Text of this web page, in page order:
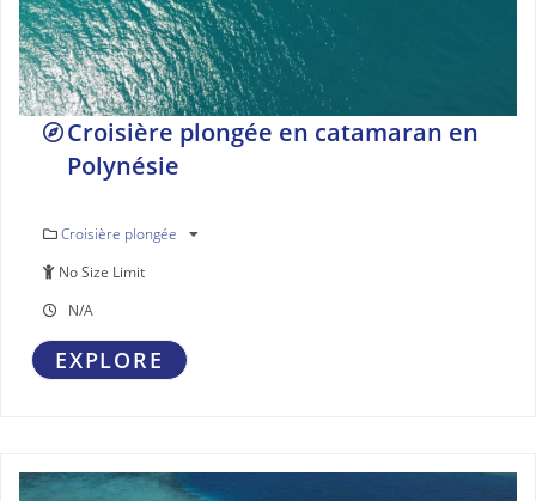
Croisière plongée en catamaran en
Polynésie
Croisière plongée
No Size Limit
N/A
EXPLORE